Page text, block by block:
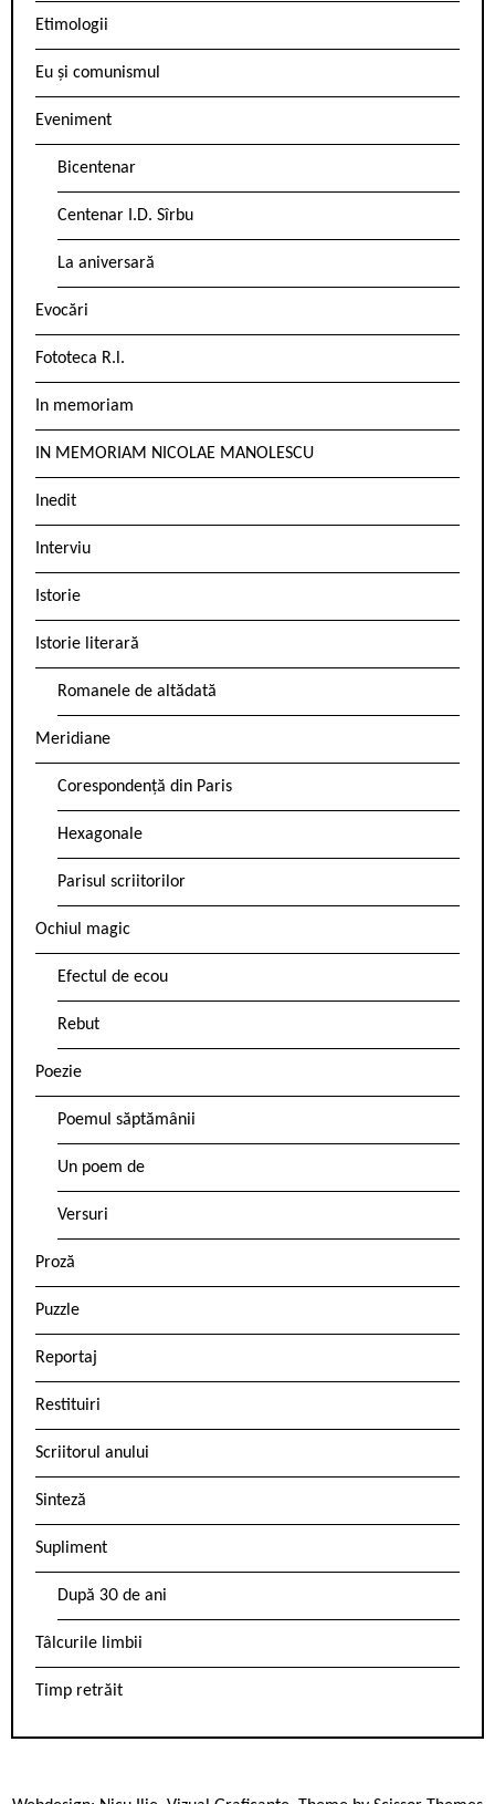
Etimologii
Eu și comunismul
Eveniment
Bicentenar
Centenar I.D. Sîrbu
La aniversară
Evocări
Fototeca R.l.
In memoriam
IN MEMORIAM NICOLAE MANOLESCU
Inedit
Interviu
Istorie
Istorie literară
Romanele de altădată
Meridiane
Corespondență din Paris
Hexagonale
Parisul scriitorilor
Ochiul magic
Efectul de ecou
Rebut
Poezie
Poemul săptămânii
Un poem de
Versuri
Proză
Puzzle
Reportaj
Restituiri
Scriitorul anului
Sinteză
Supliment
După 30 de ani
Tâlcurile limbii
Timp retrăit